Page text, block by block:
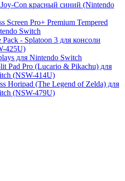
Con красный синий (Nintendo
Screen Pro+ Premium Tempered
Switch
- Splatoon 3 для консоли
425U)
для Nintendo Switch
Pad Pro (Lucario & Pikachu) для
(NSW-414U)
Horipad (The Legend of Zelda) для
(NSW-479U)